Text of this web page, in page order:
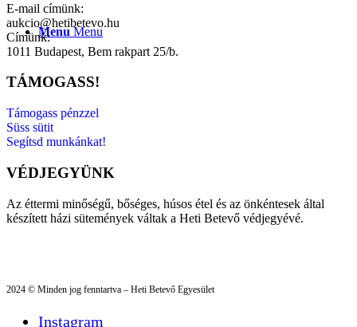
Menu Menu
E-mail címünk:
aukcio@hetibetevo.hu
Címünk:
1011 Budapest, Bem rakpart 25/b.
TÁMOGASS!
Támogass pénzzel
Süss sütit
Segítsd munkánkat!
VÉDJEGYÜNK
Az éttermi minőségű, bőséges, húsos étel és az önkéntesek által
készített házi sütemények váltak a Heti Betevő védjegyévé.
2024 © Minden jog fenntartva – Heti Betevő Egyesület
Instagram